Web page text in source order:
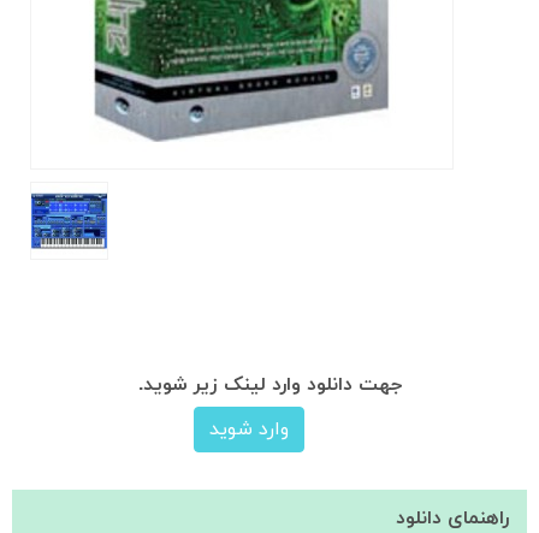
جهت دانلود وارد لینک زیر شوید.
وارد شوید
راهنمای دانلود